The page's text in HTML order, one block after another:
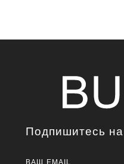
Подпишитесь